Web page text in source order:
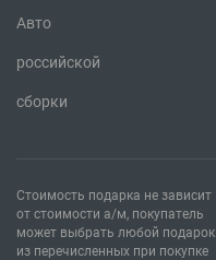
Авто
российской
сборки
Стоимость подарка не зависит
от стоимости а/м, покупатель
может выбрать любой подарок
из перечисленных при покупке